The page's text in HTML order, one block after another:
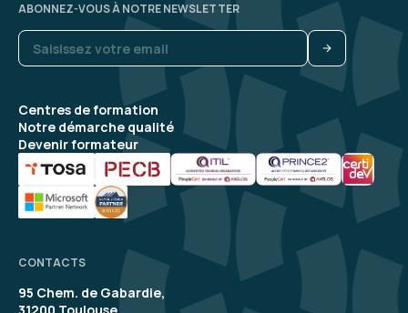
Centres de formation
Notre démarche qualité
Devenir formateur
ABONNEZ-VOUS À NOTRE NEWSLETTER
CONTACTS
95 Chem. de Gabardie,